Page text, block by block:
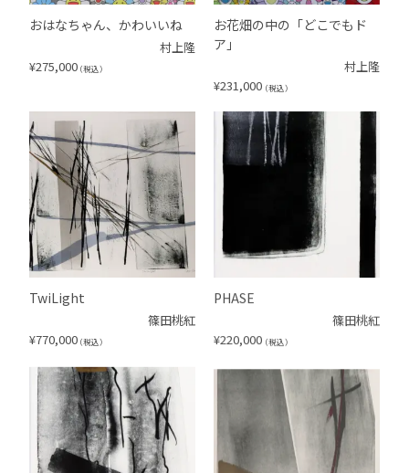
おはなちゃん、かわいいね
村上隆
¥275,000 （税込）
お花畑の中の「どこでもド
ア」
村上隆
¥231,000 （税込）
TwiLight
篠田桃紅
¥770,000 （税込）
PHASE
篠田桃紅
¥220,000 （税込）